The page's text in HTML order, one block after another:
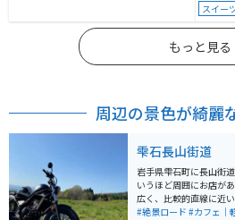
スイー
もっと見る
周辺の景色が綺麗
雫石長山街道
岩手県雫石町に長山街
いうほど周囲にお店が
広く、比較的直線に近
りやすい環境です。豊
#絶景ロード #カフェ｜